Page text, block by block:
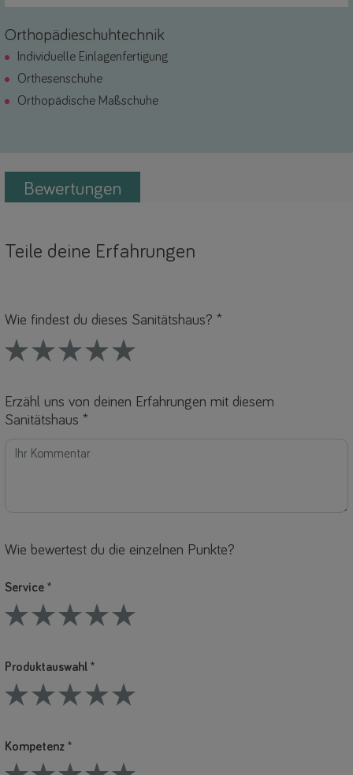
Orthopädieschuhtechnik
Individuelle Einlagenfertigung
Orthesenschuhe
Orthopädische Maßschuhe
Bewertungen
Teile deine Erfahrungen
Wie findest du dieses Sanitätshaus? *
Erzähl uns von deinen Erfahrungen mit diesem
Sanitätshaus *
Wie bewertest du die einzelnen Punkte?
Service *
Produktauswahl *
Kompetenz *